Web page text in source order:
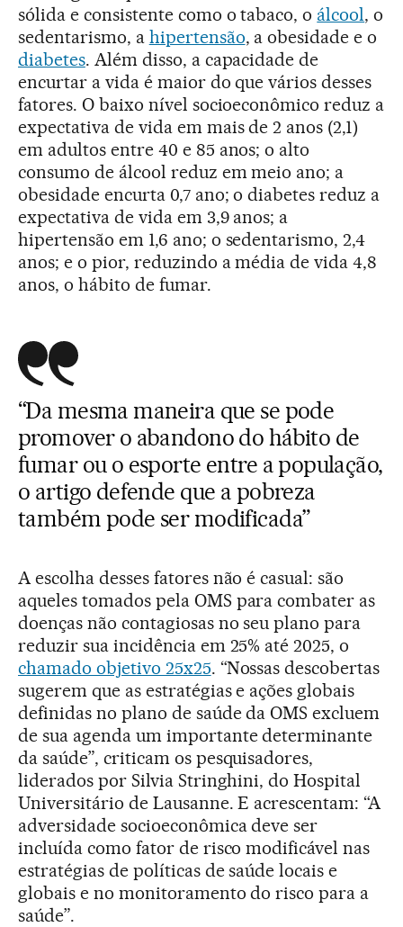
sólida e consistente como o tabaco, o álcool, o
sedentarismo, a hipertensão, a obesidade e o
diabetes. Além disso, a capacidade de
encurtar a vida é maior do que vários desses
fatores. O baixo nível socioeconômico reduz a
expectativa de vida em mais de 2 anos (2,1)
em adultos entre 40 e 85 anos; o alto
consumo de álcool reduz em meio ano; a
obesidade encurta 0,7 ano; o diabetes reduz a
expectativa de vida em 3,9 anos; a
hipertensão em 1,6 ano; o sedentarismo, 2,4
anos; e o pior, reduzindo a média de vida 4,8
anos, o hábito de fumar.
“Da mesma maneira que se pode
promover o abandono do hábito de
fumar ou o esporte entre a população,
o artigo defende que a pobreza
também pode ser modificada”
A escolha desses fatores não é casual: são
aqueles tomados pela OMS para combater as
doenças não contagiosas no seu plano para
reduzir sua incidência em 25% até 2025, o
chamado objetivo 25x25. “Nossas descobertas
sugerem que as estratégias e ações globais
definidas no plano de saúde da OMS excluem
de sua agenda um importante determinante
da saúde”, criticam os pesquisadores,
liderados por Silvia Stringhini, do Hospital
Universitário de Lausanne. E acrescentam: “A
adversidade socioeconômica deve ser
incluída como fator de risco modificável nas
estratégias de políticas de saúde locais e
globais e no monitoramento do risco para a
saúde”.